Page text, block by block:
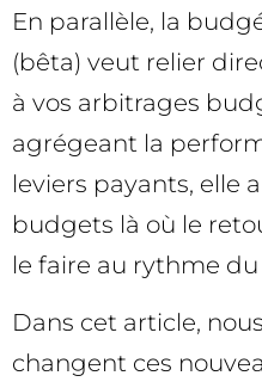
En parallèle, la
(bêta) veut relier
à vos arbitrages
agrégeant la
leviers payants, elle
budgets là où le
le faire au rythme du
Dans cet article,
changent ces